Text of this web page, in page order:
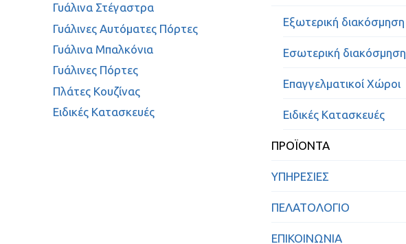
Γυάλινα Στέγαστρα
Γυάλινες Αυτόματες Πόρτες
Γυάλινα Μπαλκόνια
Γυάλινες Πόρτες
Πλάτες Κουζίνας
Ειδικές Κατασκευές
Εξωτερική διακόσμηση
Εσωτερική διακόσμηση
Επαγγελματικοί Χώροι
Ειδικές Κατασκευές
ΠΡΟΪΟΝΤΑ
ΥΠΗΡΕΣΙΕΣ
ΠΕΛΑΤΟΛΟΓΙΟ
ΕΠΙΚΟΙΝΩΝΙΑ